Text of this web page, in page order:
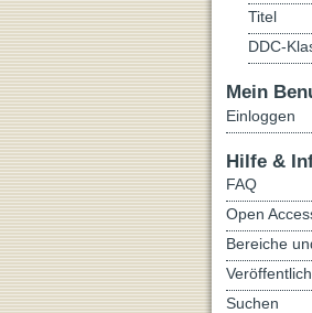
Titel
DDC-
Mein
Einloggen
Hilfe &
FAQ
Open
Bereiche
Suchen